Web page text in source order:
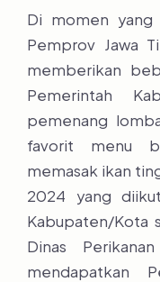
Di momen yang
Pemprov Jawa
memberikan
Pemerintah
pemenang
favorit menu
memasak ikan
2024 yang
Kabupaten/Kota
Dinas
mendapatkan